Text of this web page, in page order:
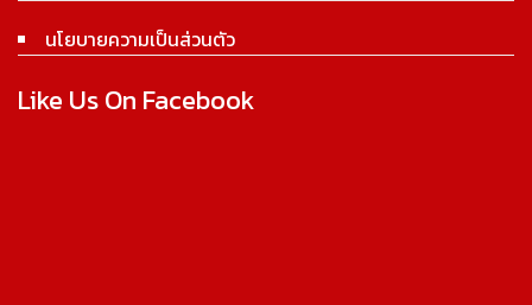
นโยบายความเป็นส่วนตัว
Like Us On Facebook